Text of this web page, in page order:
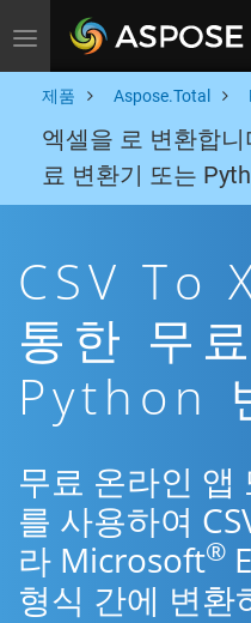
Toggle navigation
제품 Aspose.Total
엑셀을 로 변환합니
료 변환기 또는
CSV To
통한 무
Python
무료 온라인 앱
를 사용하여
라 Microsoft®
형식 간에 변환